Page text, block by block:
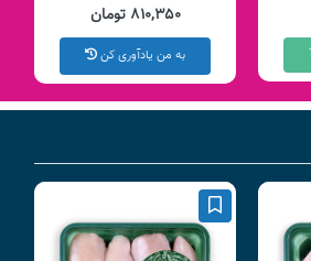
۸۱۰,۳۵۰ تومان
به من یادآوری کن